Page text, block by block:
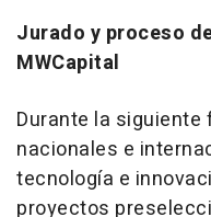
Jurado y proceso
MWCapital
Durante la siguiente
nacionales e
tecnología e
proyectos